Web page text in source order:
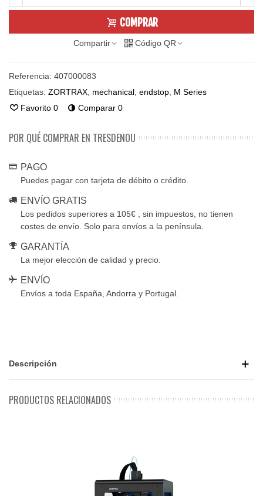
COMPRAR
Compartir Código QR
Referencia: 407000083
Etiquetas: ZORTRAX mechanical endstop M Series
Favorito 0 Comparar 0
POR QUÉ COMPRAR EN TRESDENOU
PAGO
Puedes pagar con tarjeta de débito o crédito.
ENVÍO GRATIS
Los pedidos superiores a 105€ , sin impuestos, no tienen
costes de envío. Solo para envíos a la península.
GARANTÍA
La mejor elección de calidad y precio.
ENVÍO
Envíos a toda España, Andorra y Portugal.
Descripción
PRODUCTOS RELACIONADOS